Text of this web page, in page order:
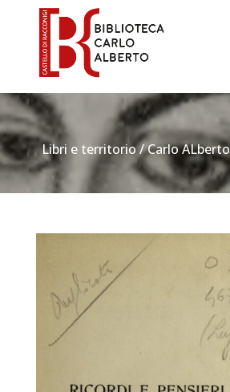
Libri e territorio / Carlo ALberto